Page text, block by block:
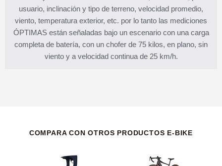
usuario, inclinación y tipo de terreno, velocidad promedio,
viento, temperatura exterior, etc. por lo tanto las mediciones
ÓPTIMAS están señaladas bajo un escenario con una carga
completa de batería, con un chofer de 75 kilos, en plano, sin
viento y a velocidad continua de 25 km/h.
COMPARA CON OTROS PRODUCTOS E-BIKE